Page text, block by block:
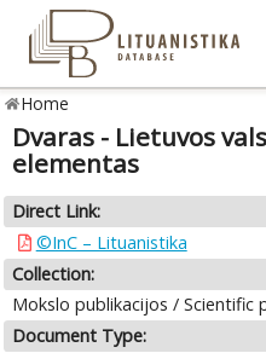
Home
Dvaras - Lietuvos
elementas
Direct Link:
©InC – Lituanistika
Collection:
Mokslo publikacijos / Scientific
Document Type: